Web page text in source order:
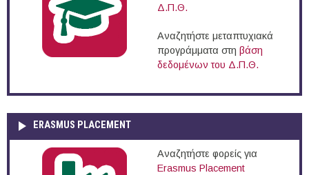
Δ.Π.Θ.
Αναζητήστε μεταπτυχιακά
προγράμματα στη βάση
δεδομένων του Δ.Π.Θ.
ERASMUS PLACEMENT
Αναζητήστε φορείς για
Erasmus Placement